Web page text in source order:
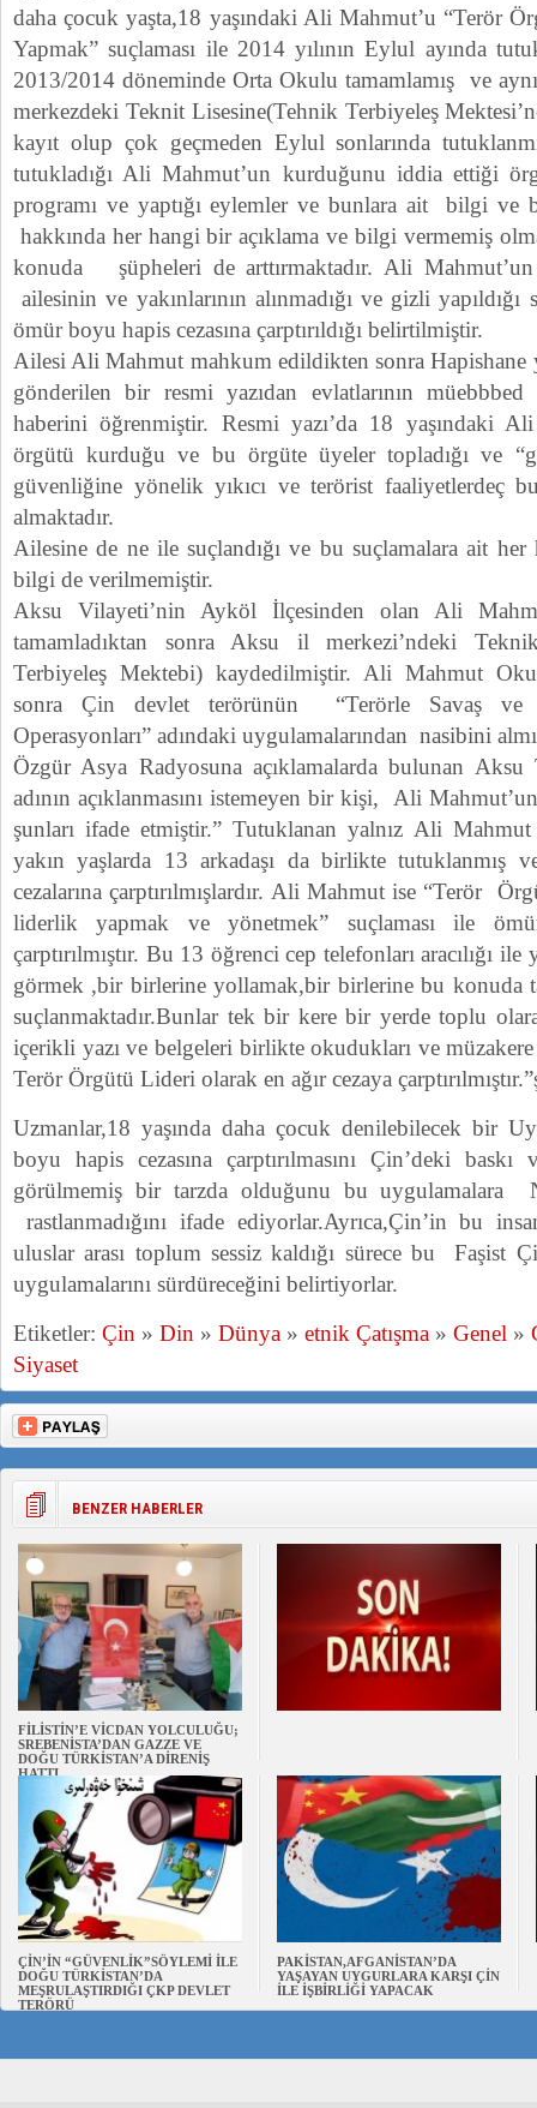
daha çocuk yaşta,18 yaşındaki Ali Mahmut’u “Terör
Yapmak” suçlaması ile 2014 yılının Eylul ayında
2013/2014 döneminde Orta Okulu tamamlamış ve
merkezdeki Teknit Lisesine(Tehnik Terbiyeleş
kayıt olup çok geçmeden Eylul sonlarında
tutukladığı Ali Mahmut’un kurduğunu iddia ettiği
programı ve yaptığı eylemler ve bunlara ait bilgi ve
hakkında her hangi bir açıklama ve bilgi vermemiş
konuda şüpheleri de arttırmaktadır. Ali
ailesinin ve yakınlarının alınmadığı ve gizli
ömür boyu hapis cezasına çarptırıldığı belirtilmiştir.
Ailesi Ali Mahmut mahkum edildikten sonra
gönderilen bir resmi yazıdan evlatlarının
haberini öğrenmiştir. Resmi yazı’da 18 yaşındaki
örgütü kurduğu ve bu örgüte üyeler topladığı ve
güvenliğine yönelik yıkıcı ve terörist faaliyetlerdeç
almaktadır.
Ailesine de ne ile suçlandığı ve bu suçlamalara ait
bilgi de verilmemiştir.
Aksu Vilayeti’nin Ayköl İlçesinden olan Ali
tamamladıktan sonra Aksu il merkezi’ndeki
Terbiyeleş Mektebi) kaydedilmiştir. Ali Mahmut
sonra Çin devlet terörünün “Terörle Savaş ve
Operasyonları” adındaki uygulamalarından nasibini
Özgür Asya Radyosuna açıklamalarda bulunan Aksu
adının açıklanmasını istemeyen bir kişi, Ali
şunları ifade etmiştir.” Tutuklanan yalnız Ali
yakın yaşlarda 13 arkadaşı da birlikte tutuklanmış
cezalarına çarptırılmışlardır. Ali Mahmut ise “Terör
liderlik yapmak ve yönetmek” suçlaması ile
çarptırılmıştır. Bu 13 öğrenci cep telefonları aracılığı
görmek ,bir birlerine yollamak,bir birlerine bu konuda
suçlanmaktadır.Bunlar tek bir kere bir yerde toplu
içerikli yazı ve belgeleri birlikte okudukları ve
Terör Örgütü Lideri olarak en ağır cezaya
Uzmanlar,18 yaşında daha çocuk denilebilecek bir
boyu hapis cezasına çarptırılmasını Çin’deki
görülmemiş bir tarzda olduğunu bu uygulamalara
rastlanmadığını ifade ediyorlar.Ayrıca,Çin’in bu
uluslar arası toplum sessiz kaldığı sürece bu Faşist
uygulamalarını sürdüreceğini belirtiyorlar.
Etiketler: Çin » Din » Dünya » etnik Çatışma » Genel »
Siyaset
BENZER HABERLER
FİLİSTİN’E VİCDAN YOLCULUĞU;
SREBENİSTA’DAN GAZZE VE
DOĞU TÜRKİSTAN’A DİRENİŞ
HATTI
ÇİN’İN “GÜVENLİK”SÖYLEMİ İLE
DOĞU TÜRKİSTAN’DA
MEŞRULAŞTIRDIĞI ÇKP DEVLET
TERÖRÜ
PAKİSTAN,AFGANİSTAN’DA
YAŞAYAN UYGURLARA KARŞI ÇİN
İLE İŞBİRLİĞİ YAPACAK